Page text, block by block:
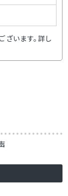
います。詳し